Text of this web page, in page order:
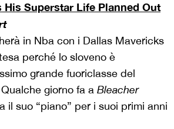
His Superstar Life Planned Out
in Nba con i Dallas Mavericks
perché lo sloveno è
grande fuoriclasse del
giorno fa a Bleacher
il suo “piano” per i suoi primi anni